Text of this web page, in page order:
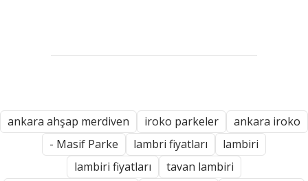
ankara ahşap merdiven iroko parkeler
ankara iroko
- Masif Parke
lambri fiyatları
lambiri
lambiri fiyatları
tavan lambiri